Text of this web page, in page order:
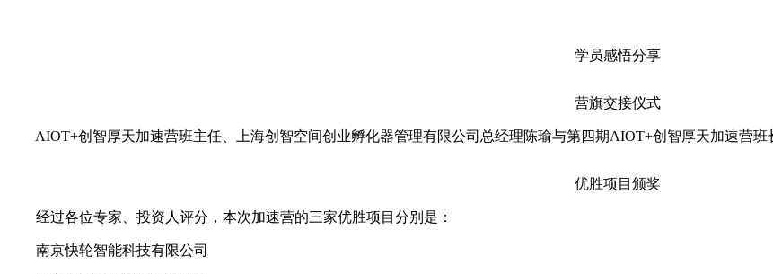
学员感悟分享
营旗交接仪式
AIOT+创智厚天加速营班主任、上海创智空间创业孵化器管理有限公司总经理陈瑜与第四期AIOT+创智厚天加速营班
优胜项目颁奖
经过各位专家、投资人评分，本次加速营的三家优胜项目分别是：
南京快轮智能科技有限公司